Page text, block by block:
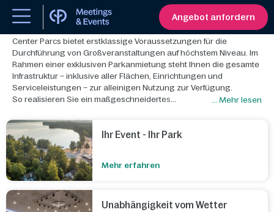
Angebot anfordern
Parkanmietung für Ihre Firmenveranstaltung
Center Parcs bietet erstklassige Voraussetzungen für die
Durchführung von Großveranstaltungen auf höchstem Niveau. Im
Rahmen einer exklusiven Parkanmietung steht Ihnen die gesamte
Infrastruktur – inklusive aller Flächen, Einrichtungen und
Serviceleistungen – zur alleinigen Nutzung zur Verfügung.
So realisieren Sie ein maßgeschneidertes
und ein unverwechselbares Erlebnis schafft.
... Mehr lesen
Ihr Event - Ihr Park
Mehr erfahren
Unabhängigkeit vom Wetter